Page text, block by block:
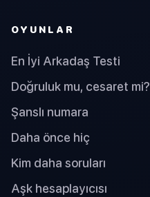
OYUNLAR
En İyi Arkadaş Testi
Doğruluk mu, cesaret mi?
Şanslı numara
Daha önce hiç
Kim daha soruları
Aşk hesaplayıcısı